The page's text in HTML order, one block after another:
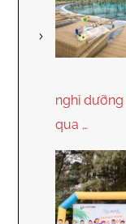
nghỉ
qua …